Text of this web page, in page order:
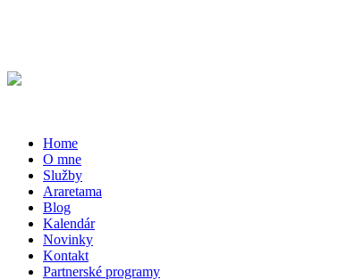
Home
O mne
Služby
Araretama
Blog
Kalendár
Novinky
Kontakt
Partnerské programy